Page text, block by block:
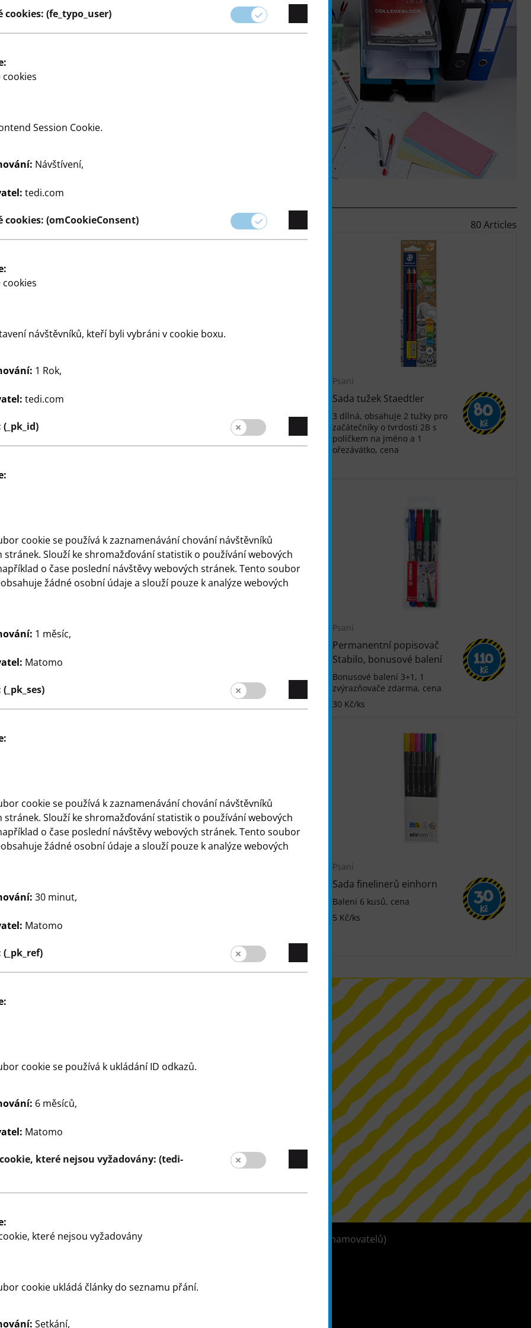
nástrojů, které vám
Papír a sešity
80 Articles
sada Maped
1
nezlomitelná tuha, Ø cca 3,2
mm, ergonomická rukojeť,
cena
Psaní
Sada tužek Staedtler
3 dílná, obsahuje 2 tužky pro
začátečníky o tvrdosti 2B s
políčkem na jméno a 1
ořezávátko, cena
80
Kč
balení
zdarma, cena
Psaní
Permanentní popisovač
Stabilo, bonusové balení
Bonusové balení 3+1, 1
zvýrazňovače zdarma, cena
30 Kč/ks
110
Kč
Psaní
Sada finelinerů einhorn
Balení 6 kusů, cena
5 Kč/ks
30
Kč
Sociální média
zákazníky Údaj Ochrana dat Systém whistleblowerů (oznamovatelů)
cookies: (fe_typo_user)
Session Cookie.
Návštívení,
tedi.com
cookies: (omCookieConsent)
návštěvníků, kteří byli vybráni v cookie boxu.
1 Rok,
tedi.com
cookie se používá k zaznamenávání chování návštěvníků
stránek. Slouží ke shromažďování statistik o používání webových
o čase poslední návštěvy webových stránek. Tento soubor
žádné osobní údaje a slouží pouze k analýze webových
1 měsíc,
Matomo
cookie se používá k zaznamenávání chování návštěvníků
stránek. Slouží ke shromažďování statistik o používání webových
o čase poslední návštěvy webových stránek. Tento soubor
žádné osobní údaje a slouží pouze k analýze webových
30 minut,
Matomo
cookie se používá k ukládání ID odkazů.
6 měsíců,
Matomo
které nejsou vyžadovány: (tedi-
které nejsou vyžadovány
cookie ukládá články do seznamu přání.
Setkání,